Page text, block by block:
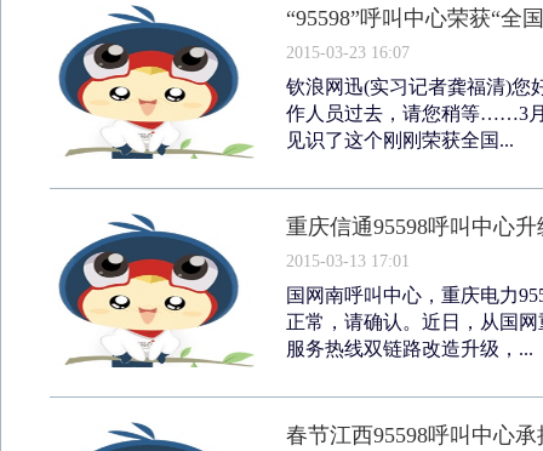
“95598”呼叫中心荣获“全
2015-03-23 16:07
钦浪网迅(实习记者龚福清)您
作人员过去，请您稍等……3
见识了这个刚刚荣获全国...
重庆信通95598呼叫中心升
2015-03-13 17:01
国网南呼叫中心，重庆电力
正常，请确认。近日，从国
服务热线双链路改造升级，...
春节江西95598呼叫中心